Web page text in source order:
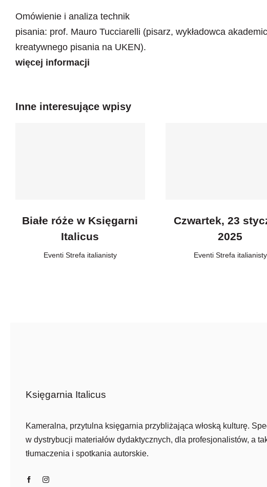
Omówienie i analiza technik
pisania: prof. Mauro Tucciarelli (pisarz, wykładowca
kreatywnego pisania na UKEN).
więcej informacji
Inne interesujące wpisy
Białe róże w Księgarni
Italicus
Eventi, Strefa italianisty
Czwartek, 23
2025
Eventi, Strefa italianisty
Księgarnia Italicus
Kameralna, przytulna księgarnia przybliżająca włoską kulturę.
w dystrybucji materiałów dydaktycznych, dla profesjonalistów, a
tłumaczenia i spotkania autorskie.